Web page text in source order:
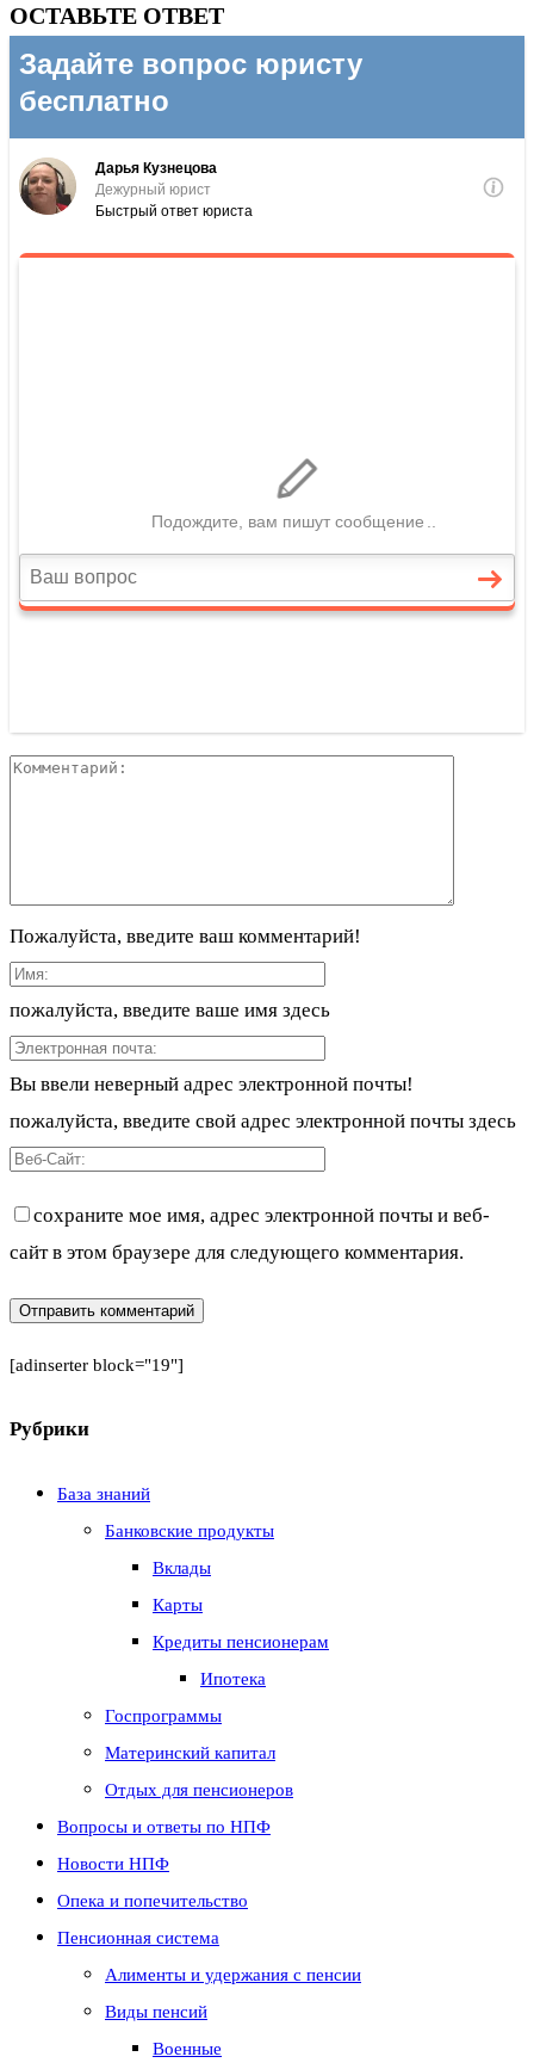
ОСТАВЬТЕ ОТВЕТ
Пожалуйста, введите ваш комментарий!
пожалуйста, введите ваше имя здесь
Вы ввели неверный адрес электронной почты!
пожалуйста, введите свой адрес электронной почты здесь
сохраните мое имя, адрес электронной почты и веб-
сайт в этом браузере для следующего комментария.
[adinserter block="19"]
Рубрики
База знаний
Банковские продукты
Вклады
Карты
Кредиты пенсионерам
Ипотека
Госпрограммы
Материнский капитал
Отдых для пенсионеров
Вопросы и ответы по НПФ
Новости НПФ
Опека и попечительство
Пенсионная система
Алименты и удержания с пенсии
Виды пенсий
Военные